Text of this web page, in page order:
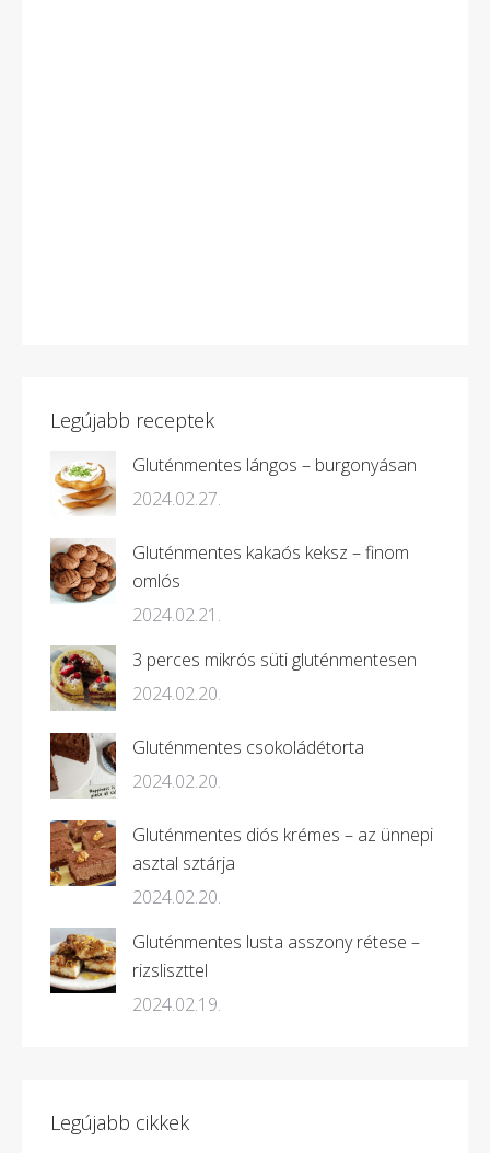
Legújabb receptek
Gluténmentes lángos – burgonyásan
2024.02.27.
Gluténmentes kakaós keksz – finom
omlós
2024.02.21.
3 perces mikrós süti gluténmentesen
2024.02.20.
Gluténmentes csokoládétorta
2024.02.20.
Gluténmentes diós krémes – az ünnepi
asztal sztárja
2024.02.20.
Gluténmentes lusta asszony rétese –
rizsliszttel
2024.02.19.
Legújabb cikkek